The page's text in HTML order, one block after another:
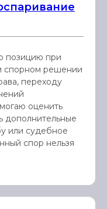
позицию при
спорном решении
переходу
оценить
дополнительные
или судебное
спор нельзя